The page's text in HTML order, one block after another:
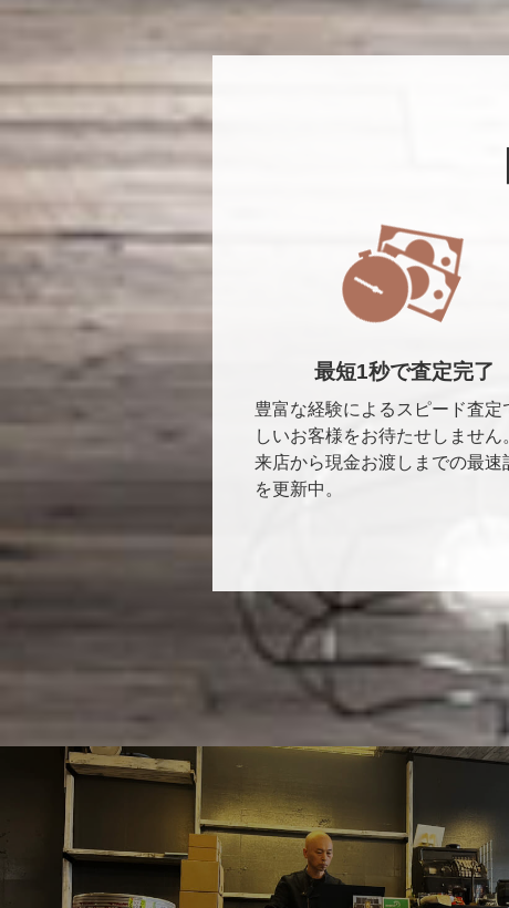
最短1秒で査定完了
豊富な経験によるスピード査定
しいお客様をお待たせしません
来店から現金お渡しまでの最速
を更新中。